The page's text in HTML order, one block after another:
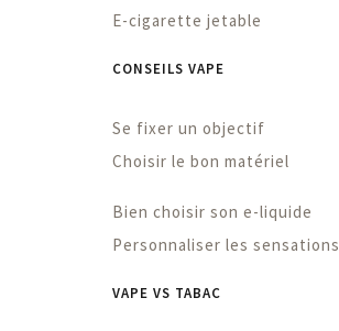
E-cigarette jetable
CONSEILS VAPE
Se fixer un objectif
Choisir le bon matériel
Bien choisir son e-liquide
Personnaliser les sensations
VAPE VS TABAC